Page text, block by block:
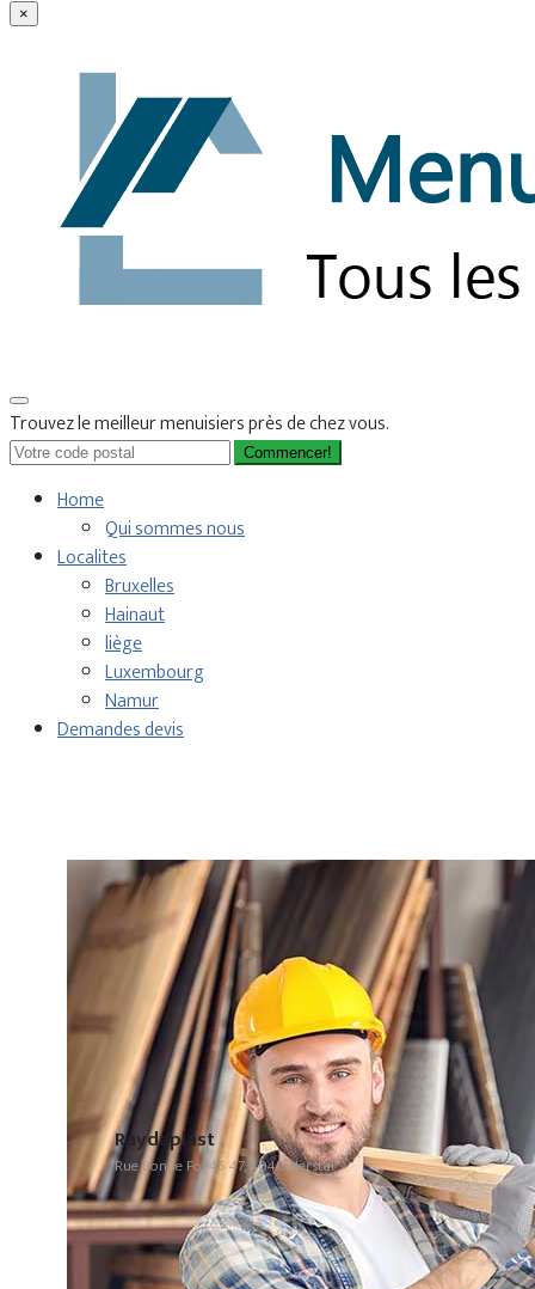
×
Trouvez le meilleur menuisiers près de chez vous.
Commencer!
Home
Qui sommes nous
Localites
Bruxelles
Hainaut
liège
Luxembourg
Namur
Demandes devis
Raydaplast
Rue Bonne Foi 45 47, 4040 Herstal